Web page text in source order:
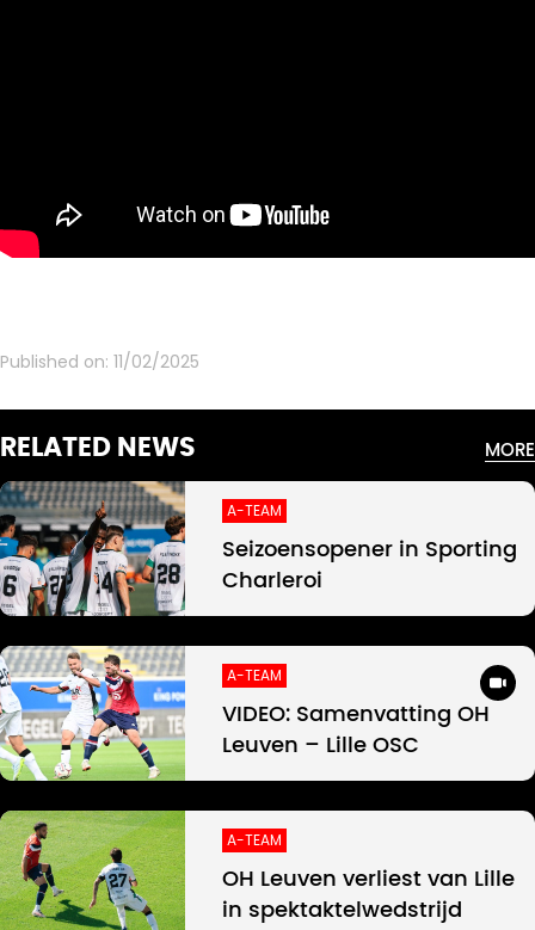
Published on: 11/02/2025
RELATED NEWS MORE
A-TEAM
Seizoensopener in Sporting
Charleroi
A-TEAM
VIDEO: Samenvatting OH
Leuven – Lille OSC
A-TEAM
OH Leuven verliest van Lille
in spektaktelwedstrijd